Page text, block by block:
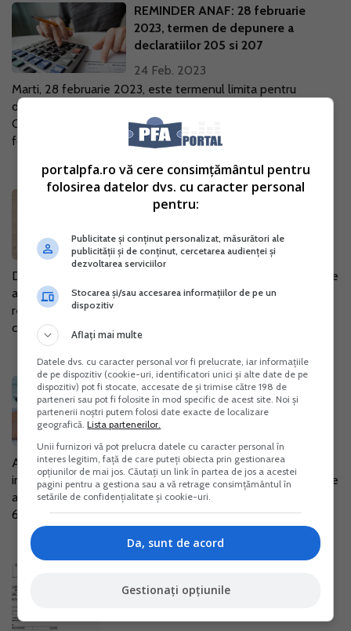
REMINDER ANAF: 28 februarie
2023, termen de depunere a
declaratiilor 205 si 207
24 Feb. 2023
Marti, 28 februarie 2023, este termenul limita pentru
depunerea declaratiilor 205 si 207, reaminteste AJFP
Constanta. In Monitorul Oficial nr. 47 din 17 ianuarie 2023 a
fost publicat Ordinul...
Cand depunem Formularul 205?
Data de 28 februarie 2017 este termenul limita de depunere
a formularului 205 "Declaratie informativa privind impozitul
retinut la sursa, veniturile din jocuri de noroc si
castigurile/pierderile din...
Cum se depun declaratiile
informative in februarie 2016
17 Feb. 2016
Avand in vedere ca in luna februarie se depun declaratiile
informative, ANAF raspunde celor mai frecvente intrebari pe
aceasta tema: 1. Detin un PFA cu norma de venit, CAEN
6202, neplatitor de...
declaratiile informative anuale
portalpfa.ro vă cere consimțământul pentru
folosirea datelor dvs. cu caracter personal
pentru:
Publicitate și conținut personalizat, măsurători ale
publicității și de conținut, cercetarea audienței și
dezvoltarea serviciilor
Stocarea și/sau accesarea informațiilor de pe un
dispozitiv
Aflați mai multe
Datele dvs. cu caracter personal vor fi prelucrate, iar informațiile
de pe dispozitiv (cookie-uri, identificatori unici și alte date de pe
dispozitiv) pot fi stocate, accesate de și trimise către 198 de
parteneri sau pot fi folosite în mod specific de acest site. Noi și
partenerii noștri putem folosi date exacte de localizare
geografică.Lista partenerilor.
Unii furnizori vă pot prelucra datele cu caracter personal în
interes legitim, față de care puteți obiecta prin gestionarea
opțiunilor de mai jos. Căutați un link în partea de jos a acestei
pagini pentru a gestiona sau a vă retrage consimțământul în
setările de confidențialitate și cookie-uri.
Da, sunt de acord
Gestionați opțiunile